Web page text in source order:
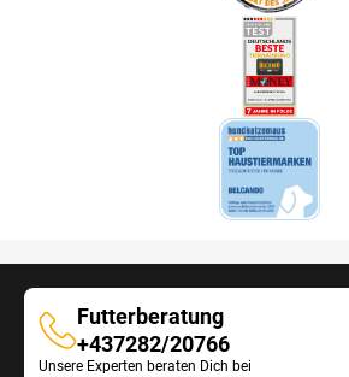
Futterberatung
Futterberatung
+437282/20766
Unsere Experten beraten Dich bei